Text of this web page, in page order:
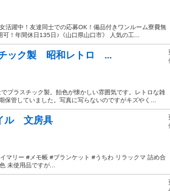
躍中！友達同士での応募OK！備品付きワンルーム寮費無
！年間休日135日♪《山口県山口市》 人気の工...
チック製 昭和レトロ ...
プラスチック製。飴色が懐かしい雰囲気です。レトロな雑
管していました。写真に写らないのですがキズやく...
ル 文房具
マリー #メモ帳 #ブランケット #うちわ リラックマ 詰め合
未使用品ですが...